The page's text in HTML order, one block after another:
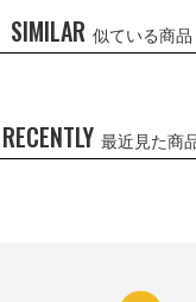
SIMILAR 似ている商品
RECENTLY 最近見た商